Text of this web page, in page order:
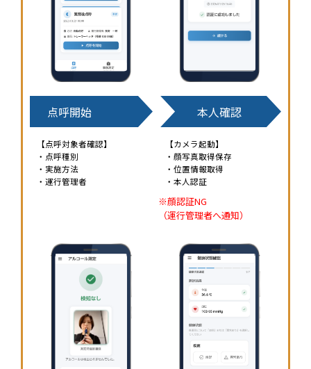
点呼開始
【点呼対象者確認】
・点呼種別
・実施方法
・運行管理者
本人確認
【カメラ起動】
・顔写真取得保存
・位置情報取得
・本人認証
※顔認証NG
（運行管理者へ通知）